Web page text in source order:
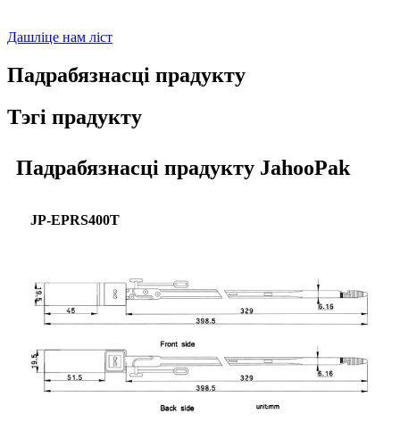
Дашліце нам ліст
Падрабязнасці прадукту
Тэгі прадукту
Падрабязнасці прадукту JahooPak
JP-EPRS400T